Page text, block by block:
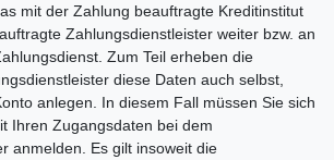
mit der Zahlung beauftragte Kreditinstitut
Zahlungsdienstleister weiter bzw. an
Zum Teil erheben die
diese Daten auch selbst,
anlegen. In diesem Fall müssen Sie sich
Ihren Zugangsdaten bei dem
anmelden. Es gilt insoweit die